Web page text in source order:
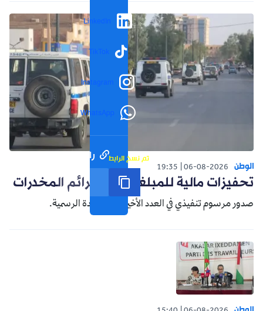
LinkedIn
TikTok
Instagram
WhatsApp
رابط مختصر تم نسخ الرابط
الوطن 06-08-2026
19:35
تحفيزات مالية للمبلغين عن جرائم المخدرات
صدور مرسوم تنفيذي في العدد الأخير من الجريدة الرسمية.